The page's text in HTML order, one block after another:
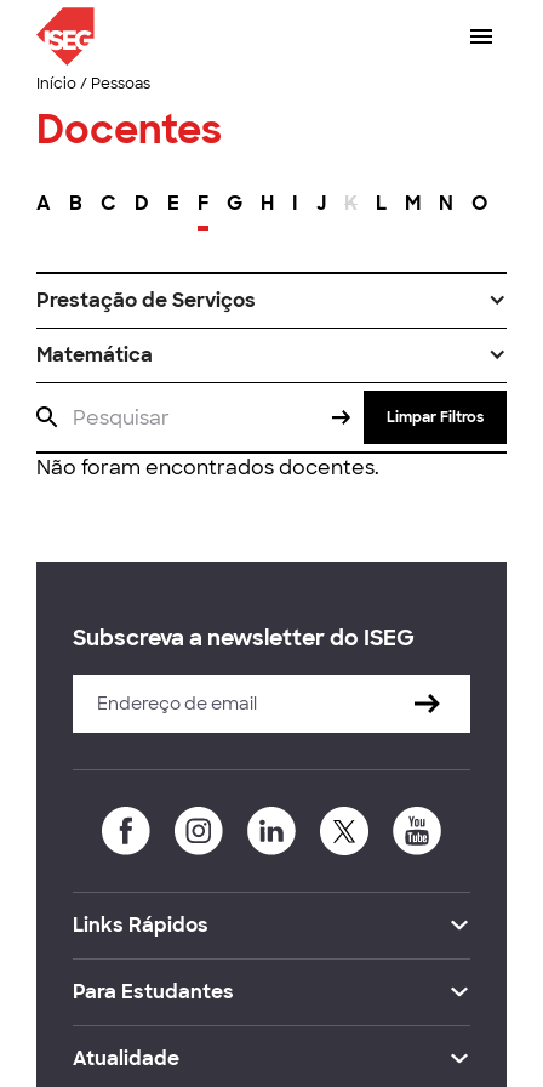
Início/ Pessoas
Docentes
A B C D E F G H I J K L M N O
Prestação de Serviços
Matemática
Limpar Filtros
Não foram encontrados docentes.
Subscreva a newsletter do ISEG
Links Rápidos
Para Estudantes
Atualidade